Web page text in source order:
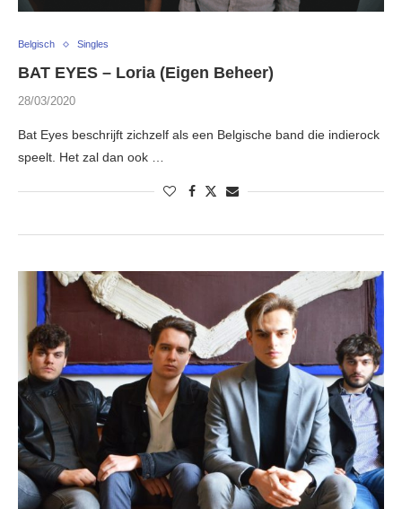
Belgisch Singles
BAT EYES – Loria (Eigen Beheer)
28/03/2020
Bat Eyes beschrijft zichzelf als een Belgische band die indierock
speelt. Het zal dan ook …